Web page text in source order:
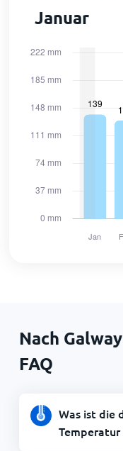
Januar
Nach
FAQ
Was ist die
Temperatur